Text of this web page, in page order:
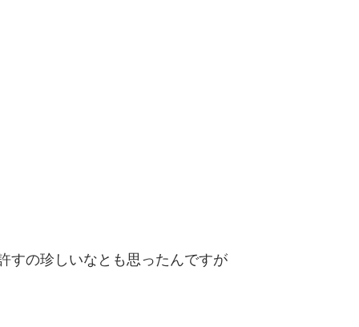
すの珍しいなとも思ったんですが